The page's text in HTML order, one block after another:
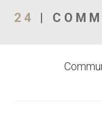
Communiqués de
24 |